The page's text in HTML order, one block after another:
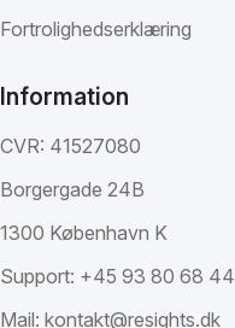
Fortrolighedserklæring
Information
CVR: 41527080
Borgergade 24B
1300 København K
Support: +45 93 80 68 44
Mail: kontakt@resights.dk